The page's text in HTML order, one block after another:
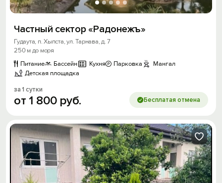
Частный сектор «Радонежъ»
Гудаута, п. Хыпста, ул. Тарнава, д. 7
250 м до моря
Питание
Бассейн Кухня Парковка
Мангал
Детская площадка
за 1 сутки
от 1 800 руб. Бесплатая отмена